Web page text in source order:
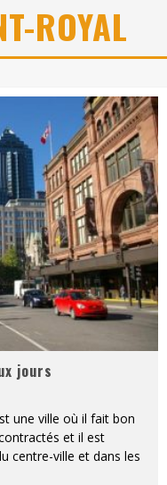
« Le Béton et le Bambou / Propositions pour Mayotte et le Monde. » - Améliorations !
« Dr Wertham / L’homme qui étudia les tueurs en série » - Un Métier à Risque !
Assassin's Creed Black Flag Resynced
« Le Vent dand les Saules » - Une Belle Histoire !
« Damn Them All » - Un duo de Choc !
Yoshi and the mysterious book
ROYAL
jours
une ville où il fait bon
et il est
centre-ville et dans les